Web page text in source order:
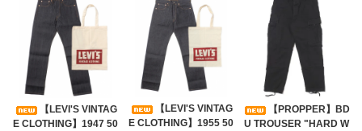
【LEVI'S VINTAG
E CLOTHING】1947 50
【LEVI'S VINTAG
E CLOTHING】1955 50
【PROPPER】BD
U TROUSER "HARD W